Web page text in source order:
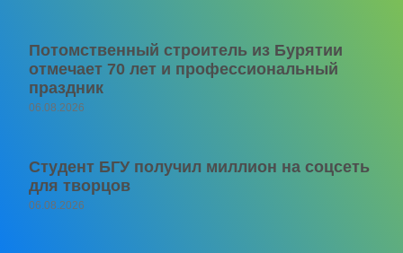
Потомственный строитель из Бурятии
отмечает 70 лет и профессиональный
праздник
06.08.2026
Студент БГУ получил миллион на соцсеть
для творцов
06.08.2026